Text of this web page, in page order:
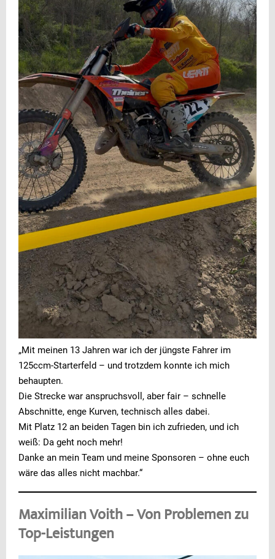
„Mit meinen 13 Jahren war ich der jüngste Fahrer im
125ccm-Starterfeld – und trotzdem konnte ich mich
behaupten.
Die Strecke war anspruchsvoll, aber fair – schnelle
Abschnitte, enge Kurven, technisch alles dabei.
Mit Platz 12 an beiden Tagen bin ich zufrieden, und ich
weiß: Da geht noch mehr!
Danke an mein Team und meine Sponsoren – ohne euch
wäre das alles nicht machbar.“
Maximilian Voith – Von Problemen zu
Top-Leistungen